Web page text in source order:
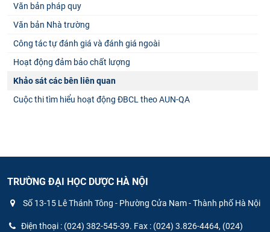
Văn bản pháp quy
Văn bản Nhà trường
Công tác tự đánh giá và đánh giá ngoài
Hoạt động đảm bảo chất lượng
Khảo sát các bên liên quan
Cuộc thi tìm hiểu hoạt động ĐBCL theo AUN-QA
TRƯỜNG ĐẠI HỌC DƯỢC HÀ NỘI
Số 13-15 Lê Thánh Tông - Phường Cửa Nam - Thành phố Hà Nội
Điện thoại : (024) 382-545-39. Fax : (024) 3.826-4464, (024)